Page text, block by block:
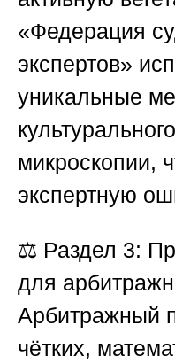
«Федерация
экспертов»
уникальные
микроскопии,
экспертную
⚖️ Раздел 3:
для
Арбитражный
чётких,